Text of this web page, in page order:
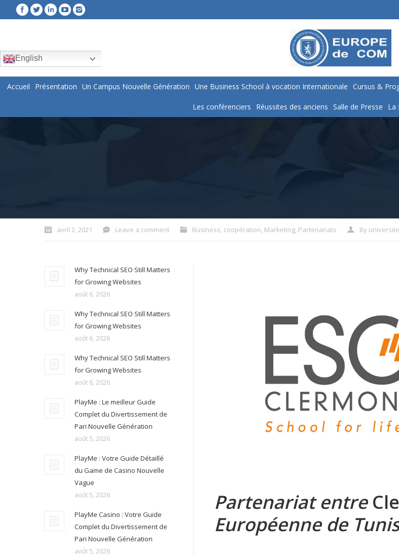
Accueil Présentation Un Campus Nouvelle Génération Une Business School à vocation Internationale Cursus &
Les conférenciers Réussites des anciens Salle de Presse La
avril 2, 2021 Leave a comment Business, coopération, Marketing, Partenariats By
Partenariat entre
Européenne de
Why Technical SEO Still Matters
for Growing Websites
août 6, 2026
Why Technical SEO Still Matters
for Growing Websites
août 6, 2026
Why Technical SEO Still Matters
for Growing Websites
août 6, 2026
PlayMe : Le meilleur Guide
Complet du Divertissement de
Pari Nouvelle Génération
août 5, 2026
PlayMe : Votre Guide Détaillé
du Game de Casino Nouvelle
Vague
août 5, 2026
PlayMe Casino : Votre Guide
Complet du Divertissement de
Pari Nouvelle Génération
août 5, 2026
English